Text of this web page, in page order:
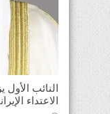
النائب
الاعتداء